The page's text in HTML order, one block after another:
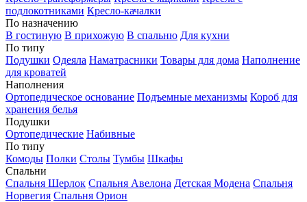
подлокотниками Кресло-качалки
По назначению
В гостиную В прихожую В спальню Для кухни
По типу
Подушки Одеяла Наматрасники Товары для дома Наполнение
для кроватей
Наполнения
Ортопедическое основание Подъемные механизмы Короб для
хранения белья
Подушки
Ортопедические Набивные
По типу
Комоды Полки Столы Тумбы Шкафы
Спальни
Спальня Шерлок Спальня Авелона Детская Модена Спальня
Норвегия Спальня Орион